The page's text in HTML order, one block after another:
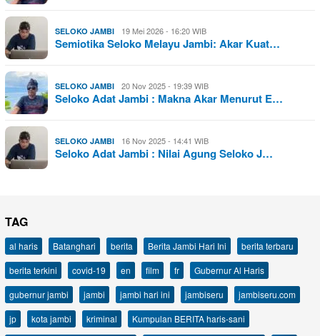
SELOKO JAMBI 19 Mei 2026 - 16:20 WIB
Semiotika Seloko Melayu Jambi: Akar Kuat…
SELOKO JAMBI 20 Nov 2025 - 19:39 WIB
Seloko Adat Jambi : Makna Akar Menurut E…
SELOKO JAMBI 16 Nov 2025 - 14:41 WIB
Seloko Adat Jambi : Nilai Agung Seloko J…
TAG
al haris Batanghari berita Berita Jambi Hari Ini
berita terbaru
berita terkini
covid-19 en film fr
Gubernur Al Haris
gubernur jambi
jambi jambi hari ini jambiseru
jambiseru.com
jp
kota jambi kriminal
Kumpulan BERITA haris-sani